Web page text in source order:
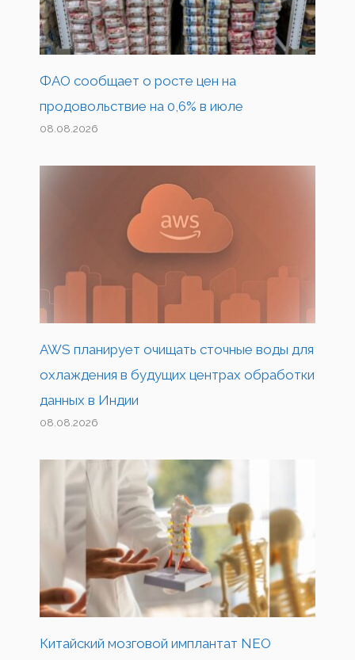
ФАО сообщает о росте цен на
продовольствие на 0,6% в июле
08.08.2026
AWS планирует очищать сточные воды для
охлаждения в будущих центрах обработки
данных в Индии
08.08.2026
Китайский мозговой имплантат NEO